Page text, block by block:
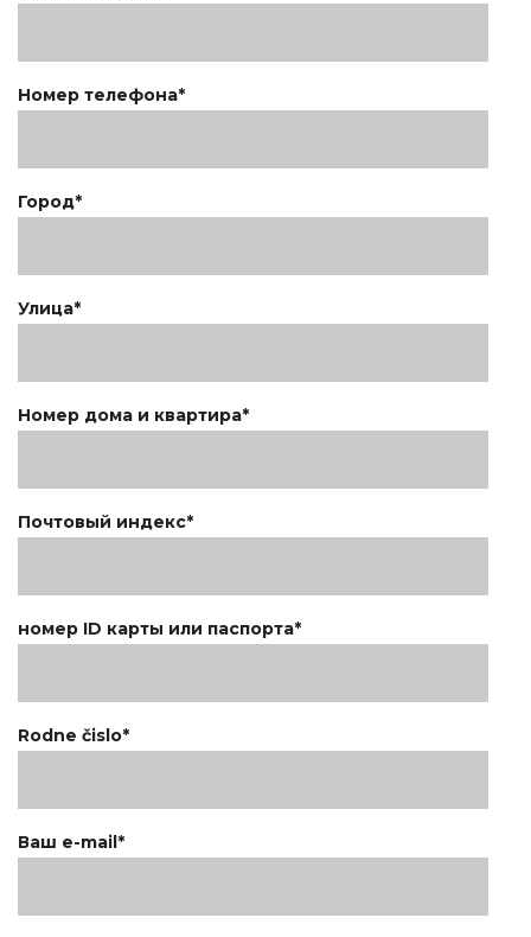
Номер телефона*
Город*
Улица*
Номер дома и квартира*
Почтовый индекс*
номер ID карты или паспорта*
Rodne čislo*
Ваш e-mail*